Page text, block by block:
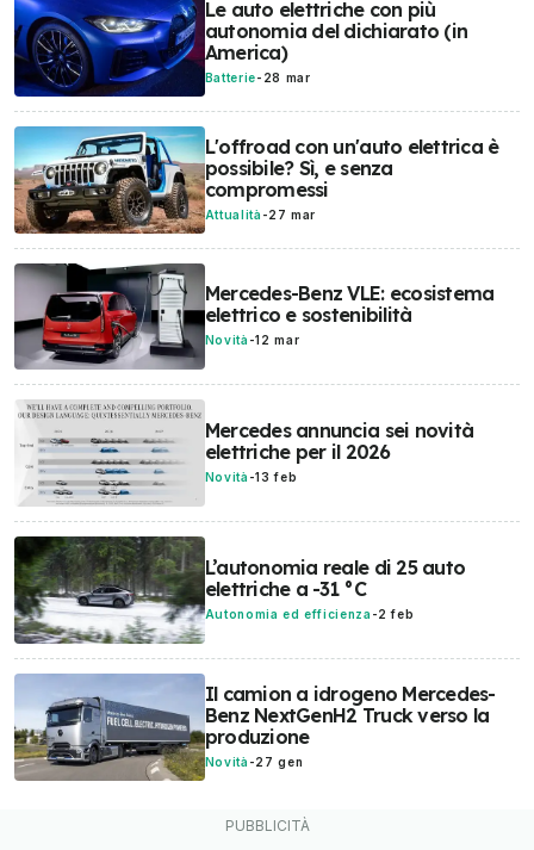
Le auto elettriche con più
autonomia del dichiarato (in
America)
Batterie- 28 mar
L'offroad con un'auto elettrica è
possibile? Sì, e senza
compromessi
Attualità -27 mar
Mercedes-Benz VLE: ecosistema
elettrico e sostenibilità
Novità -12 mar
Mercedes annuncia sei novità
elettriche per il 2026
Novità -13 feb
L’autonomia reale di 25 auto
elettriche a -31 °C
Autonomia ed efficienza -2 feb
Il camion a idrogeno Mercedes-
Benz NextGenH2 Truck verso la
produzione
Novità -27 gen